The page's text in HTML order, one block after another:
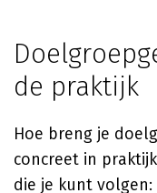
de praktijk
Hoe breng je
concreet in
die je kunt volgen: